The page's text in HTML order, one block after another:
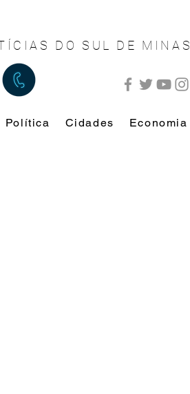
DO SUL DE MINAS
Política Cidades Economia